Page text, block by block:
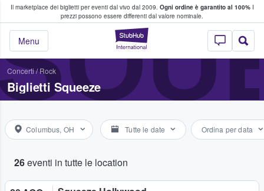
Il marketplace dei biglietti per eventi dal vivo dal 2009. Ogni ordine è garantito al 100%I
prezzi possono essere differenti dal valore nominale.
StubHub - Dove
Menu
fan comprano e vendono biglietti
Concerti/Rock
Biglietti Squeeze
Columbus, OH Tutte le date Ordina per data
26eventi in tutte le location